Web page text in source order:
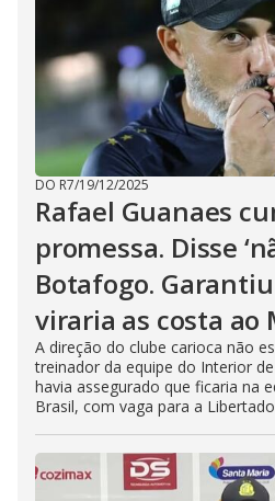
DO R7/19/12/2025
Rafael Guanaes
promessa. Disse
Botafogo.
viraria as costa ao
A direção do clube carioca não
treinador da equipe do Interior
havia assegurado que ficaria na
Brasil, com vaga para a